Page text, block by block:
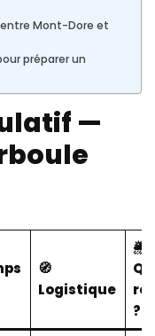
Mont-Dore et
préparer un
—
🧭
Logistique
🌦️
?